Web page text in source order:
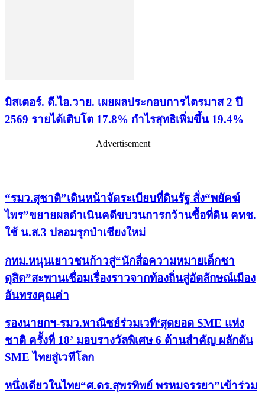
มิสเตอร์. ดี.ไอ.วาย. เผยผลประกอบการไตรมาส 2 ปี
2569 รายได้เติบโต 17.8% กำไรสุทธิเพิ่มขึ้น 19.4%
Advertisement
“รมว.สุชาติ”เดินหน้าจัดระเบียบที่ดินรัฐ สั่ง“พยัคฆ์
ไพร”ขยายผลดำเนินคดีขบวนการกว้านซื้อที่ดิน คทช.
ใช้ น.ส.3 ปลอมรุกป่าเชียงใหม่
กทม.หนุนเยาวชนก้าวสู่“นักสื่อความหมายเด็กชา
ดุสิต”สะพานเชื่อมเรื่องราวจากท้องถิ่นสู่อัตลักษณ์เมือง
อันทรงคุณค่า
รองนายกฯ-รมว.พาณิชย์ร่วมเวที‘สุดยอด SME แห่ง
ชาติ ครั้งที่ 18’ มอบรางวัลพิเศษ 6 ด้านสำคัญ ผลักดัน
SME ไทยสู่เวทีโลก
หนึ่งเดียวในไทย“ศ.ดร.สุพรทิพย์ พรหมจรรยา”เข้าร่วม